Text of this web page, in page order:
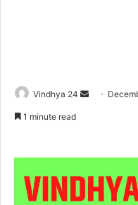
Vindhya 24
Send
1 minute read